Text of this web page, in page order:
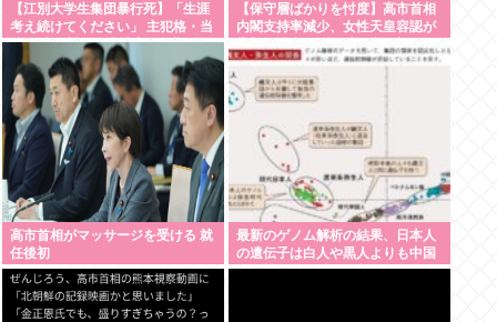
【江別大学生集団暴行死】「生涯
考え続けてください」 主犯格・当
時18歳の川口侑斗被告に無期懲役
の判決「理不尽以外の何ものでも
ない」
【保守層ばかりを忖度】高市首相
内閣支持率減少、女性天皇容認が
増加…識者に聞く「民意無視」の
代償
高市首相がマッサージを受ける 就
任後初
最新のゲノム解析の結果、日本人
の遺伝子は白人や黒人よりも中国
人や韓国人に酷似と判明…ネトウ